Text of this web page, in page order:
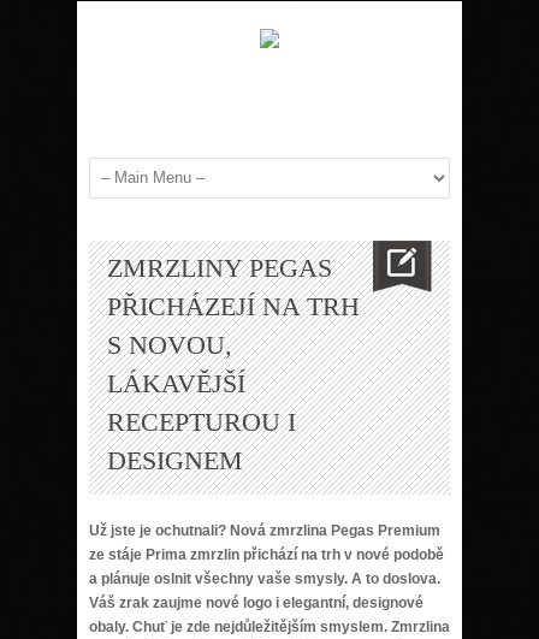
ZMRZLINY PEGAS
PŘICHÁZEJÍ NA TRH
S NOVOU,
LÁKAVĚJŠÍ
RECEPTUROU I
DESIGNEM
Už jste je ochutnali? Nová zmrzlina Pegas Premium
ze stáje Prima zmrzlin přichází na trh v nové podobě
a plánuje oslnit všechny vaše smysly. A to doslova.
Váš zrak zaujme nové logo i elegantní, designové
obaly. Chuť je zde nejdůležitějším smyslem. Zmrzlina